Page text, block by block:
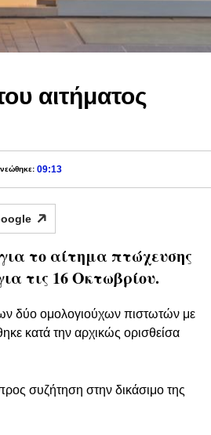
αιτήματος
09:13
το αίτημα πτώχευσης
τις 16 Οκτωβρίου.
δύο ομολογιούχων πιστωτών με
κατά την αρχικώς ορισθείσα
συζήτηση στην δικάσιμο της